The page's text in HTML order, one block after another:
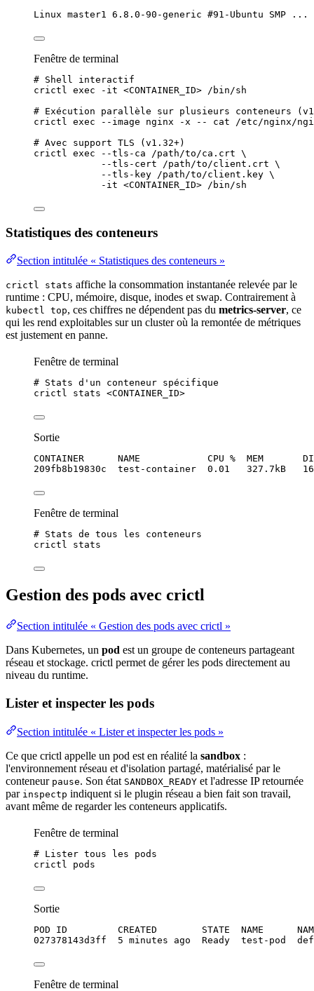
Linux master1 6.8.0-90-generic #91-Ubuntu SMP ...
Fenêtre de terminal
# Shell interactif
crictl
exec -it <CONTAINER_ID>
/bin/sh
# Exécution parallèle sur plusieurs conteneurs
crictl
exec --image nginx -x -- cat
/etc/nginx/
# Avec support TLS (v1.32+)
crictl
exec --tls-ca /path/to/ca.crt \
--tls-cert
/path/to/client.crt \
--tls-key
/path/to/client.key \
-it <CONTAINER_ID> /bin/sh
Statistiques des conteneurs
Section intitulée « Statistiques des conteneurs »
crictl stats affiche la consommation instantanée relevée par le
runtime : CPU, mémoire, disque, inodes et swap. Contrairement à
kubectl top, ces chiffres ne dépendent pas du metrics-server, ce
qui les rend exploitables sur un cluster où la remontée de métriques
est justement en panne.
Fenêtre de terminal
# Stats d'un conteneur spécifique
crictl
stats <CONTAINER_ID>
Sortie
CONTAINER      NAME            CPU %  MEM
209fb8b19830c  test-container  0.01   327.7kB
Fenêtre de terminal
# Stats de tous les conteneurs
crictl
stats
Gestion des pods avec crictl
Section intitulée « Gestion des pods avec crictl »
Dans Kubernetes, un pod est un groupe de conteneurs partageant
réseau et stockage. crictl permet de gérer les pods directement au
niveau du runtime.
Lister et inspecter les pods
Section intitulée « Lister et inspecter les pods »
Ce que crictl appelle un pod est en réalité la sandbox :
l'environnement réseau et d'isolation partagé, matérialisé par le
conteneur pause. Son état SANDBOX_READY et l'adresse IPretournée
par inspectp indiquent si le plugin réseau a bien fait son travail,
avant même de regarder les conteneurs applicatifs.
Fenêtre de terminal
# Lister tous les pods
crictl
pods
Sortie
POD ID         CREATED        STATE  NAME
027378143d3ff  5 minutes ago  Ready  test-pod
Fenêtre de terminal